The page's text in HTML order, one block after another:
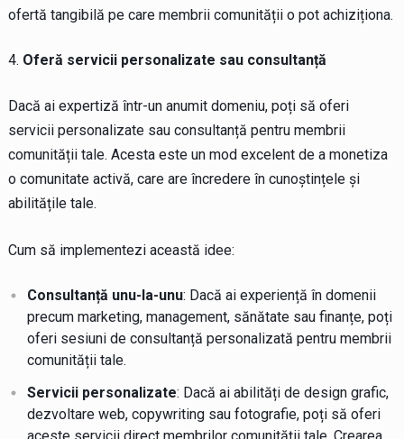
ofertă tangibilă pe care membrii comunității o pot achiziționa.
Oferă servicii personalizate sau consultanță
Dacă ai expertiză într-un anumit domeniu, poți să oferi
servicii personalizate sau consultanță pentru membrii
comunității tale. Acesta este un mod excelent de a monetiza
o comunitate activă, care are încredere în cunoștințele și
abilitățile tale.
Cum să implementezi această idee:
Consultanță unu-la-unu: Dacă ai experiență în domenii
precum marketing, management, sănătate sau finanțe, poți
oferi sesiuni de consultanță personalizată pentru membrii
comunității tale.
Servicii personalizate: Dacă ai abilități de design grafic,
dezvoltare web, copywriting sau fotografie, poți să oferi